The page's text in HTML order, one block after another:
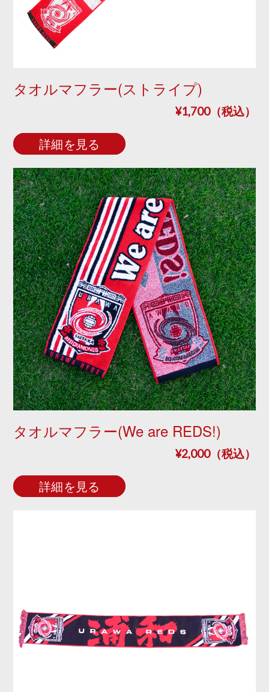
タオルマフラー(ストライプ)
¥1,700（税込）
詳細を見る
タオルマフラー(We are REDS!)
¥2,000（税込）
詳細を見る